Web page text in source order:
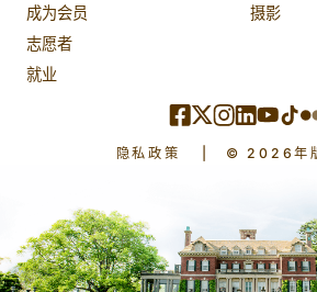
成为会员
志愿者
就业
摄影
隐私政策 © 2026年